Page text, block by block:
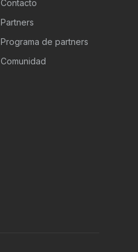
Contacto
Partners
Programa de partners
Comunidad